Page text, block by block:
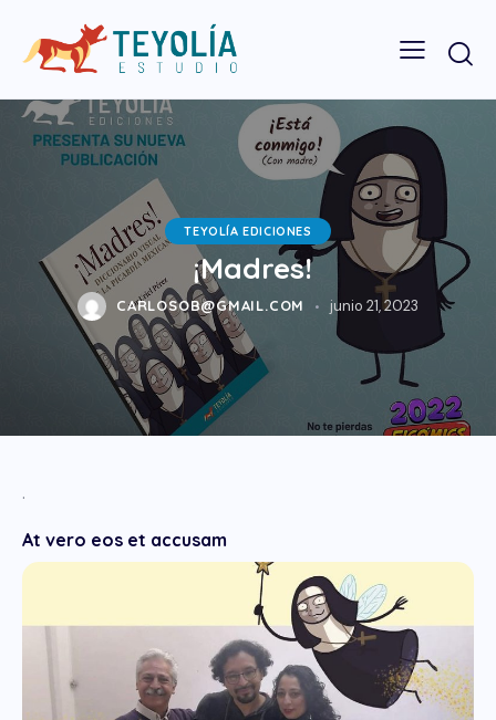
TEYOLÍA EDICIONES
¡Madres!
CARLOSOB@GMAIL.COM junio 21, 2023
.
At vero eos et accusam